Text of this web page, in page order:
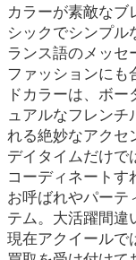
カラーが素敵なブ
シックでシンプル
ランス語のメッセ
ファッションにも
ドカラーは、ボ
ュアルなフレンチ
れる絶妙なアクセ
デイタイムだけで
コーディネートす
お呼ばれやパーテ
テム。大活躍間違
現在アクイールで